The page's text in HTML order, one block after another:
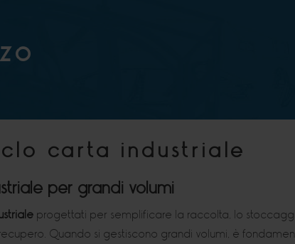
carta industriale
per grandi volumi
progettati per semplificare la raccolta, lo
Quando si gestiscono grandi volumi, è